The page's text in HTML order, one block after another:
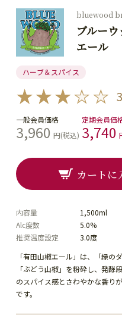
bluewood
ブルー
エール
ハーブ＆スパイス
「有田山椒エール」は、「緑の
「ぶどう山椒」を粉砕し、発
のスパイス感とさわやかな香り
です。
一般会員価格
3,960 円(税込)
定期会員価
3,740
内容量
1,500ml
Alc度数
5.0%
推奨温度設定
3.0度
カートに